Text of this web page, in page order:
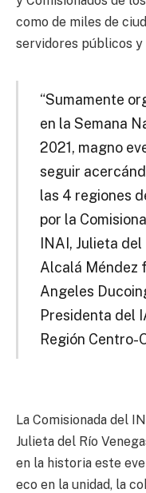
como de miles de
servidores públicos y
“Sumamente
en la Semana
2021, magno
seguir
las 4 regiones
por la
INAI, Julieta
Alcalá Méndez
Angeles
Presidenta del
Región Centro-
La Comisionada del
Julieta del Río
en la historia este
eco en la unidad, la